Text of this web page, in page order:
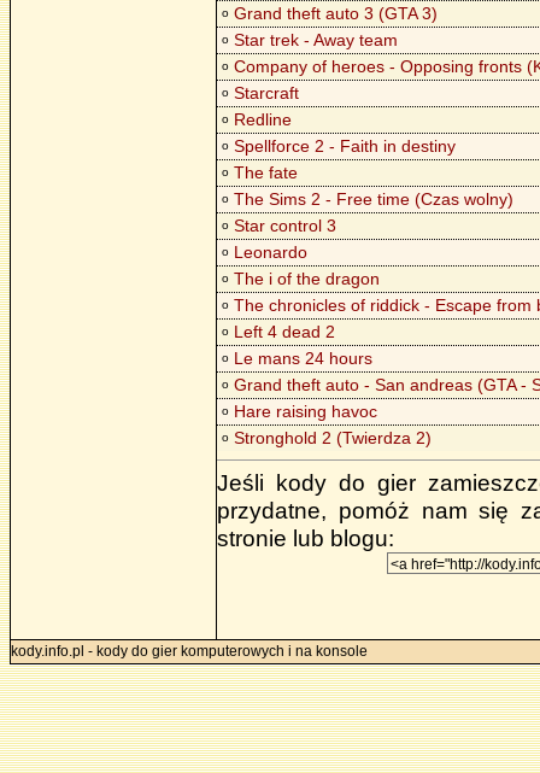
o Grand theft auto 3 (GTA 3)
o Star trek - Away team
o Company of heroes - Opposing fronts
o Starcraft
o Redline
o Spellforce 2 - Faith in destiny
o The fate
o The Sims 2 - Free time (Czas wolny)
o Star control 3
o Leonardo
o The i of the dragon
o The chronicles of riddick - Escape
o Left 4 dead 2
o Le mans 24 hours
o Grand theft auto - San andreas (GTA -
o Hare raising havoc
o Stronghold 2 (Twierdza 2)
Jeśli kody do gier
przydatne, pomóż nam się
stronie lub blogu:
kody.info.pl - kody do gier komputerowych i na konsole